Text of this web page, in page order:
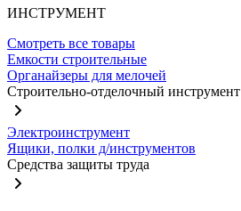
ИНСТРУМЕНТ
Смотреть все товары
Емкости строительные
Органайзеры для мелочей
Строительно-отделочный инструмент
Электроинструмент
Ящики, полки д/инструментов
Средства защиты труда